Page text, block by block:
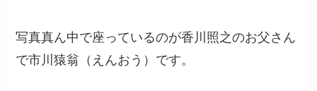
写真真ん中で座っているのが香川照之のお父さん
で市川猿翁（えんおう）です。